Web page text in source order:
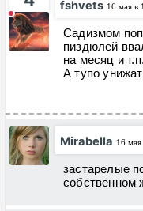
fshvets 16 мая в
Садизмом
пиздюлей
на месяц и т.п.
А тупо
Mirabella 16
застарелые
собственном